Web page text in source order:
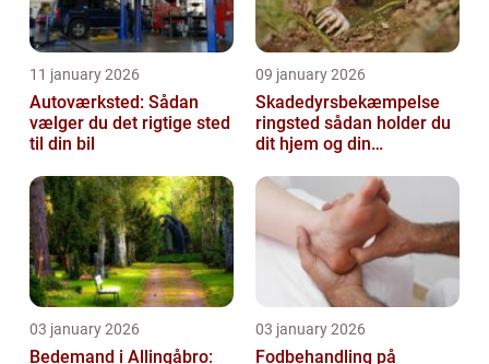
11 january 2026
Autoværksted: Sådan
vælger du det rigtige sted
til din bil
09 january 2026
Skadedyrsbekæmpelse
ringsted sådan holder du
dit hjem og din
gæster
03 january 2026
Bedemand i Allingåbro:
03 january 2026
Fodbehandling på